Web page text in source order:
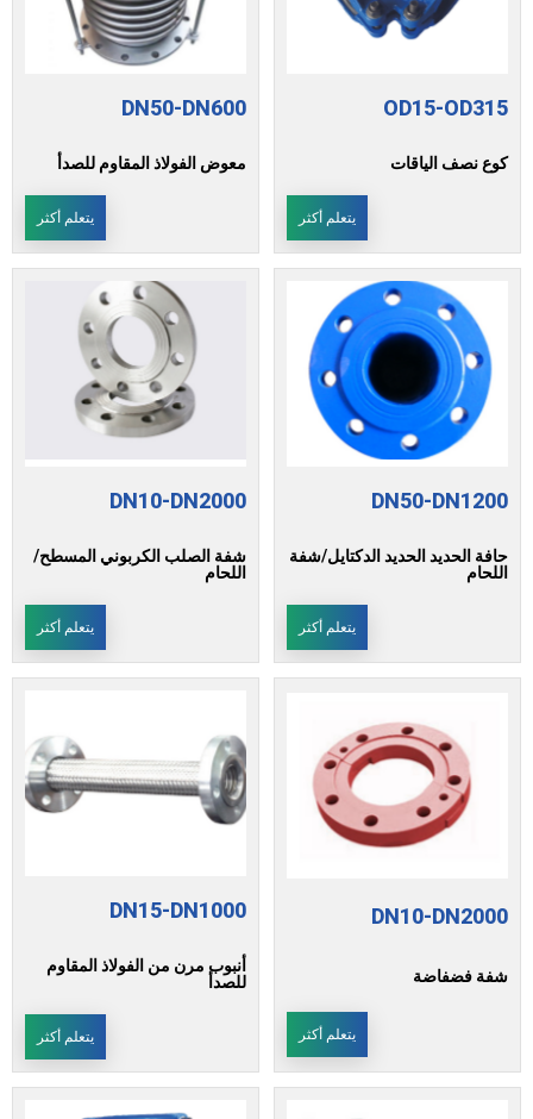
OD15-OD315
كوع نصف الياقات
يتعلم أكثر
DN50-DN600
معوض الفولاذ المقاوم للصدأ
يتعلم أكثر
DN50-DN1200
حافة الحديد الحديد الدكتايل/شفة
اللحام
يتعلم أكثر
DN10-DN2000
شفة الصلب الكربوني المسطح/
اللحام
يتعلم أكثر
DN10-DN2000
شفة فضفاضة
يتعلم أكثر
DN15-DN1000
أنبوب مرن من الفولاذ المقاوم
للصدأ
يتعلم أكثر